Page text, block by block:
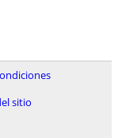
sitio